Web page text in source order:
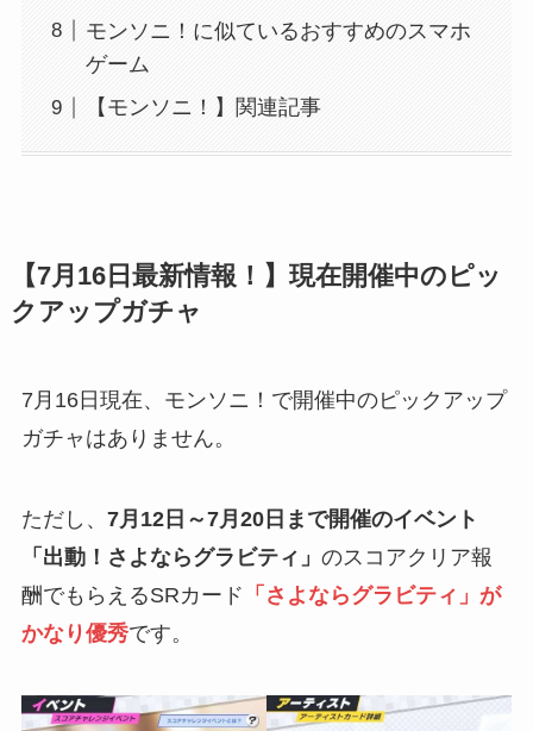
モンソニ！に似ているおすすめのスマホ
ゲーム
【モンソニ！】関連記事
【7月16日最新情報！】現在開催中のピッ
クアップガチャ
7月16日現在、モンソニ！で開催中のピックアップ
ガチャはありません。
ただし、 7月12日～7月20日まで開催のイベント
「出動！さよならグラビティ」 のスコアクリア報
酬でもらえるSRカード 「さよならグラビティ」が
かなり優秀です。